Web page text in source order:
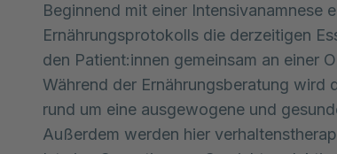
Beginnend mit einer Intensivanamnese
Ernährungsprotokolls die derzeitigen
den Patient:innen gemeinsam an einer
Während der Ernährungsberatung wird
rund um eine ausgewogene und
Außerdem werden hier